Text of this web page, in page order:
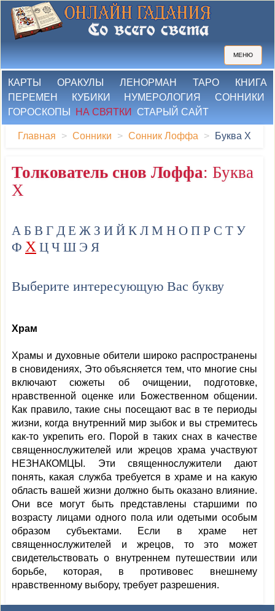
МЕНЮ
КАРТЫ ОРАКУЛЫ ЛЕНОРМАН ТАРО
КНИГА
ПЕРЕМЕН
КУБИКИ НУМЕРОЛОГИЯ
СОННИКИ
ГОРОСКОПЫ
НА СВЯТКИ СТАРЫЙ САЙТ
Главная Сонники Сонник Лоффа Буква Х
Толкователь снов Лоффа: Буква
Х
А Б В Г Д Е Ж З И Й К Л М Н О П Р С Т У
Ф Х Ц Ч Ш Э Я
Выберите интересующую Вас букву
Храм
Храмы и духовные обители широко распространены
в сновидениях, Это объясняется тем, что многие сны
включают сюжеты об очищении, подготовке,
нравственной оценке или Божественном общении.
Как правило, такие сны посещают вас в те периоды
жизни, когда внутренний мир зыбок и вы стремитесь
как-то укрепить его. Порой в таких снах в качестве
священнослужителей или жрецов храма участвуют
НЕЗНАКОМЦЫ. Эти священнослужители дают
понять, какая служба требуется в храме и на какую
область вашей жизни должно быть оказано влияние.
Они все могут быть представлены старшими по
возрасту лицами одного пола или одетыми особым
образом субъектами. Если в храме нет
священнослужителей и жрецов, то это может
свидетельствовать о внутреннем путешествии или
борьбе, которая, в противовес внешнему
нравственному выбору, требует разрешения.